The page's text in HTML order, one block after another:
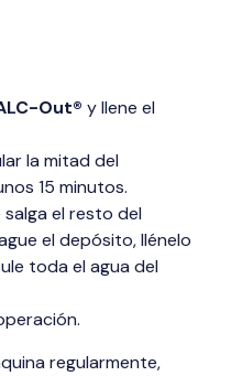
Out® y llene el
la mitad del
15 minutos.
el resto del
el depósito, llénelo
toda el agua del
regularmente,